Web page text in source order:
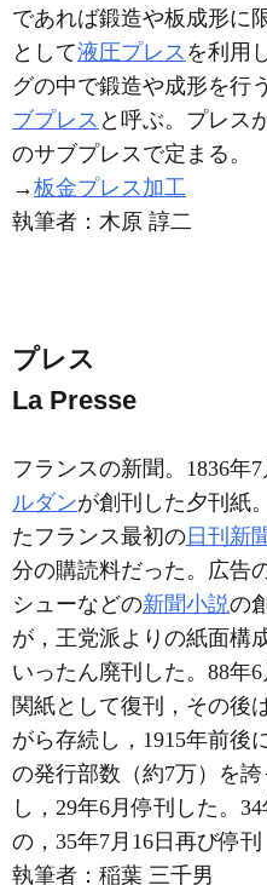
であれば鍛造や板成形に
として液圧プレス を利用
グの中で鍛造や成形を行
ブプレス と呼ぶ。プレス
のサブプレスで定まる。
→板金プレス加工
執筆者： 木原 諄二
プレス
La Presse
フランスの新聞。1836年
ルダンが創刊した夕刊紙
たフランス最初の 日刊新
分の購読料だった。広告
シューなどの新聞小説の
が，王党派よりの紙面構
いったん廃刊した。88年
関紙として復刊，その後
がら存続し，1915年前後
の発行部数（約7万）を
し，29年6月停刊した。
の，35年7月16日再び停刊
執筆者： 稲葉 三千男